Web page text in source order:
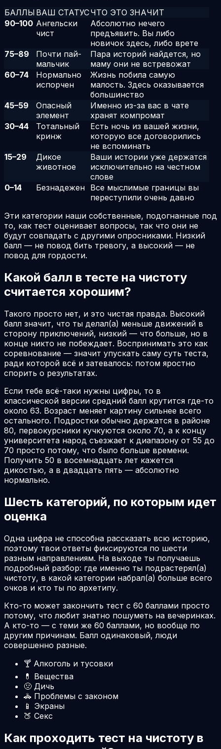
БАЛЛЫ ВАШ СТАТУСЧТО ЭТО ЗНАЧИТ
90–100 Ангельски
чист
Абсолютно нечего
предъявить. Вы либо
новичок здесь, либо врете
75–89
Почти пай-
мальчик
Пара историй найдется, но
маму они не встревожат
60–74
Нормально
испорчен
Жизнь побила самую
малость. Здесь оказывается
большинство
45–59
Опасный
элемент
Именно из-за вас в чате
хранят компромат
30–44
Тотальный
кринж
Есть ночь из вашей жизни,
которую все договорились
не вспоминать
15–29
Дикое
животное
Ваши истории уже держатся
исключительно на честном
слове
0–14 Безнадежен Все мыслимые границы вы
переступили очень давно
Эти категории наши собственные, подогнанные под
то, как тест оценивает вопросы, так что они не
будут совпадать с другими опросниками. Низкий
балл — не повод бить тревогу, а высокий — не
повод для гордости.
Какой балл в тесте на чистоту
считается хорошим?
Такого просто нет, и это чистая правда. Высокий
балл значит, что ты делал(а) меньше движений в
сторону приключений, низкий — что больше, но в
конце никто не побеждает. Воспринимать это как
соревнование — значит упускать саму суть теста,
ради которой всё и затевалось: потом яростно
спорить о результатах.
Если тебе всё-таки нужны цифры, то в
классической версии средний балл крутится где-то
около 63. Возраст меняет картину сильнее всего
остального. Подростки обычно держатся в районе
80, первокурсники кучкуются около 70, а к концу
университета народ съезжает к диапазону от 55 до
70 просто потому, что было больше времени.
Получить 50 в восемнадцать лет кажется
дикостью, а в двадцать пять — абсолютно
нормально.
Шесть категорий, по которым идет
оценка
Одна цифра не способна рассказать всю историю,
поэтому твои ответы фиксируются по шести
разным направлениям. На выходе ты получаешь
подробный разбор: где именно ты подрастерял(а)
чистоту, в какой категории набрал(а) больше всего
очков и кто ты по архетипу.
Кто-то может закончить тест с 60 баллами просто
потому, что любит знатно пошуметь на вечеринках.
А кто-то — с теми же 60 баллами, но вообще по
другим причинам. Балл одинаковый, люди
совершенно разные.
🍸 Алкоголь и тусовки
💊 Вещества
🤢 Дичь
🚓 Проблемы с законом
📱 Экраны
🍑 Секс
Как проходить тест на чистоту в